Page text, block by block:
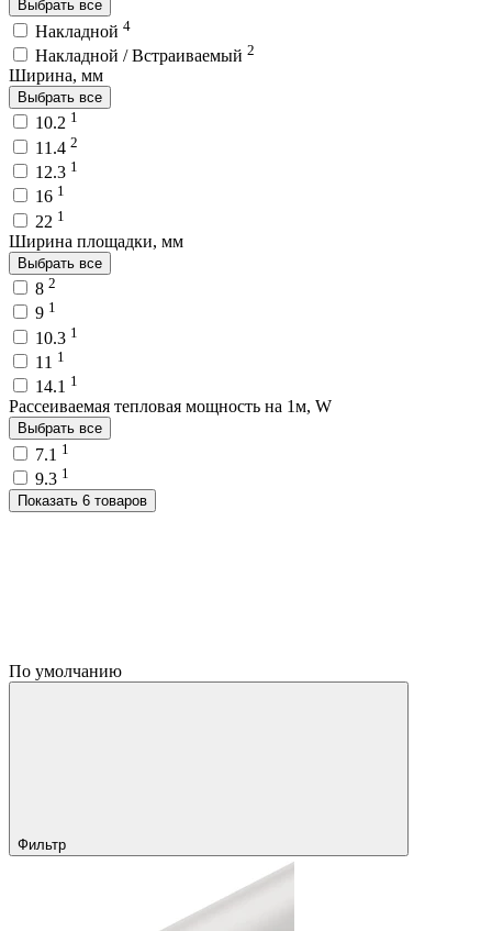
Выбрать все
Накладной 4
Накладной / Встраиваемый 2
Ширина, мм
Выбрать все
10.2 1
11.4 2
12.3 1
16 1
22 1
Ширина площадки, мм
Выбрать все
8 2
9 1
10.3 1
11 1
14.1 1
Рассеиваемая тепловая мощность на 1м, W
Выбрать все
7.1 1
9.3 1
Показать 6 товаров
По умолчанию
Фильтр